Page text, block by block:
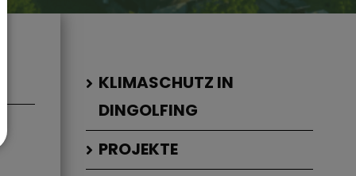
KLIMASCHUTZ IN
DINGOLFING
PROJEKTE